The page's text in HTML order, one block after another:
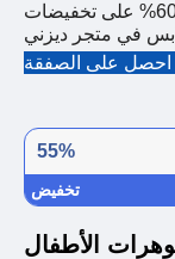
تسوق قبل نفاذ الكمية! استمتع بخصم 60% على تخفيضات
في متجر ديزني
احصل على الصفقة
55%
تخفيض